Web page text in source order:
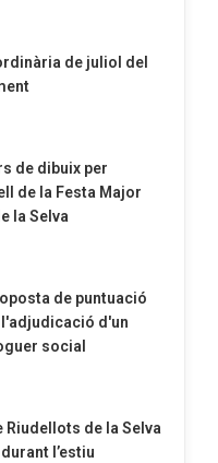
de juliol del
de dibuix per
de la Festa Major
la Selva
de puntuació
d'un
social
Riudellots de la Selva
l’estiu